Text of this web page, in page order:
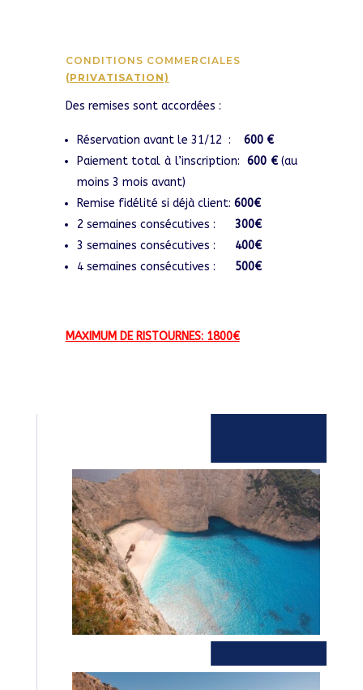
CONDITIONS COMMERCIALES
(PRIVATISATION)
Des remises sont accordées :
Réservation avant le 31/12 : 600 €
Paiement total à l’inscription: 600 €(au
moins 3 mois avant)
Remise fidélité si déjà client: 600€
2 semaines consécutives : 300€
3 semaines consécutives : 400€
4 semaines consécutives : 500€
MAXIMUM DE RISTOURNES: 1800€